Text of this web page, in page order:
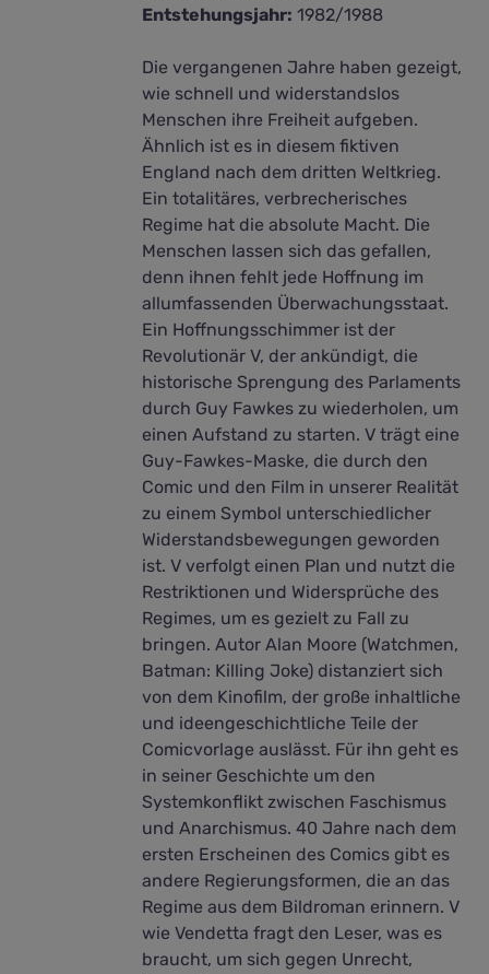
Entstehungsjahr: 1982/1988
Die vergangenen Jahre haben gezeigt,
wie schnell und widerstandslos
Menschen ihre Freiheit aufgeben.
Ähnlich ist es in diesem fiktiven
England nach dem dritten Weltkrieg.
Ein totalitäres, verbrecherisches
Regime hat die absolute Macht. Die
Menschen lassen sich das gefallen,
denn ihnen fehlt jede Hoffnung im
allumfassenden Überwachungsstaat.
Ein Hoffnungsschimmer ist der
Revolutionär V, der ankündigt, die
historische Sprengung des Parlaments
durch Guy Fawkes zu wiederholen, um
einen Aufstand zu starten. V trägt eine
Guy-Fawkes-Maske, die durch den
Comic und den Film in unserer Realität
zu einem Symbol unterschiedlicher
Widerstandsbewegungen geworden
ist. V verfolgt einen Plan und nutzt die
Restriktionen und Widersprüche des
Regimes, um es gezielt zu Fall zu
bringen. Autor Alan Moore (Watchmen,
Batman: Killing Joke) distanziert sich
von dem Kinofilm, der große inhaltliche
und ideengeschichtliche Teile der
Comicvorlage auslässt. Für ihn geht es
in seiner Geschichte um den
Systemkonflikt zwischen Faschismus
und Anarchismus. 40 Jahre nach dem
ersten Erscheinen des Comics gibt es
andere Regierungsformen, die an das
Regime aus dem Bildroman erinnern. V
wie Vendetta fragt den Leser, was es
braucht, um sich gegen Unrecht,